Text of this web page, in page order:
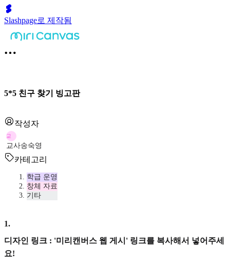
Slashpage로 제작됨
5*5 친구 찾기 빙고판
작성자
교
교사송숙영
카테고리
학급 운영
창체 자료
기타
1.
디자인 링크 : '미리캔버스 웹 게시' 링크를 복사해서 넣어주세
요!